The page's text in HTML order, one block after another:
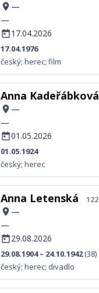
—
—
17.04.2026
17.04.1976
český; herec; film
Anna Kadeřábková
—
—
01.05.2026
01.05.1924
český; herec
Anna Letenská 122
—
—
29.08.2026
29.08.1904 – 24.10.1942(38)
český; herec; divadlo